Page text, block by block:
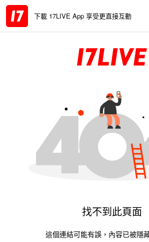
下載 17LIVE App 享受更直接互動
找不到此頁面
這個連結可能有誤，內容已被隱